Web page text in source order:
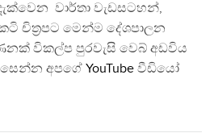
වාර්තා වැඩසටහන්,
චිත්‍රපට මෙන්ම දේශපාලන
විකල්ප පුරවැසි වෙබ් අඩවිය
අපගේ YouTube වීඩියෝ